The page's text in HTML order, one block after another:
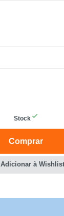
Stock
Comprar
Adicionar à Wishlist